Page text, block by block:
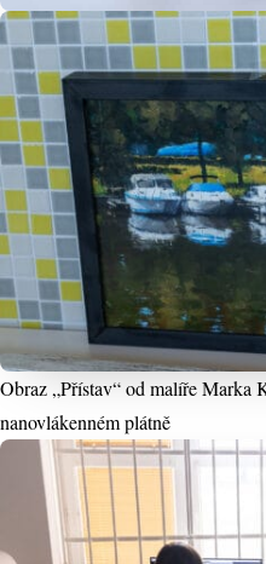
Obraz „Přístav“ od malíře Marka
nanovlákenném plátně